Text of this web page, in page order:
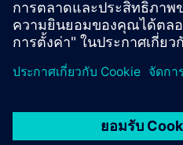
เรียนรู้เพิ่มเติม